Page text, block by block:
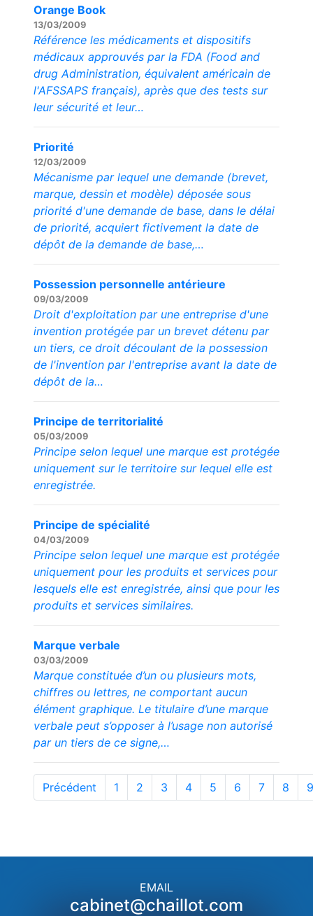
Orange Book
13/03/2009
Référence les médicaments et dispositifs
médicaux approuvés par la FDA (Food and
drug Administration, équivalent américain de
l'AFSSAPS français), après que des tests sur
leur sécurité et leur…
Priorité
12/03/2009
Mécanisme par lequel une demande (brevet,
marque, dessin et modèle) déposée sous
priorité d'une demande de base, dans le délai
de priorité, acquiert fictivement la date de
dépôt de la demande de base,…
Possession personnelle antérieure
09/03/2009
Droit d'exploitation par une entreprise d'une
invention protégée par un brevet détenu par
un tiers, ce droit découlant de la possession
de l'invention par l'entreprise avant la date de
dépôt de la…
Principe de territorialité
05/03/2009
Principe selon lequel une marque est protégée
uniquement sur le territoire sur lequel elle est
enregistrée.
Principe de spécialité
04/03/2009
Principe selon lequel une marque est protégée
uniquement pour les produits et services pour
lesquels elle est enregistrée, ainsi que pour les
produits et services similaires.
Marque verbale
03/03/2009
Marque constituée d’un ou plusieurs mots,
chiffres ou lettres, ne comportant aucun
élément graphique. Le titulaire d’une marque
verbale peut s’opposer à l’usage non autorisé
par un tiers de ce signe,…
Précédent 1 2 3 4 5 6 7 8 9
EMAIL
cabinet@chaillot.com